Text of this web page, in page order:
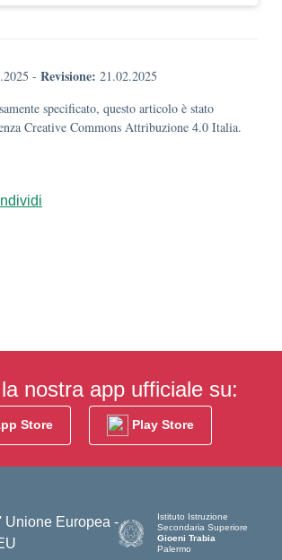
- Revisione: 21.02.2025
specificato, questo articolo è stato
Creative Commons Attribuzione 4.0 Italia.
nostra app ufficiale su:
Store Play Store
Istituto Istruzione
Secondaria Superiore
Gioeni Trabia
Palermo